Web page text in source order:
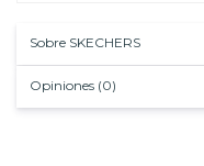
Sobre SKECHERS
Opiniones (0)